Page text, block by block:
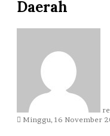
Daerah
Minggu, 16 November